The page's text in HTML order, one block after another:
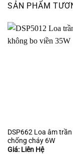
SẢN PHẨM
DSP662 Loa âm trần
chống cháy 6W
Giá: Liên Hệ